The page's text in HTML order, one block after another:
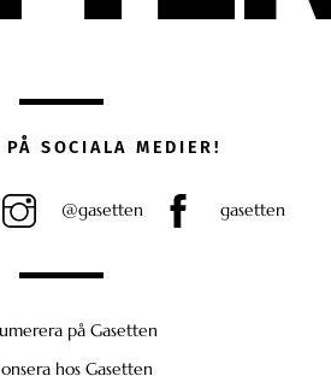
PÅ SOCIALA MEDIER!
@gasetten gasetten
på Gasetten
hos Gasetten